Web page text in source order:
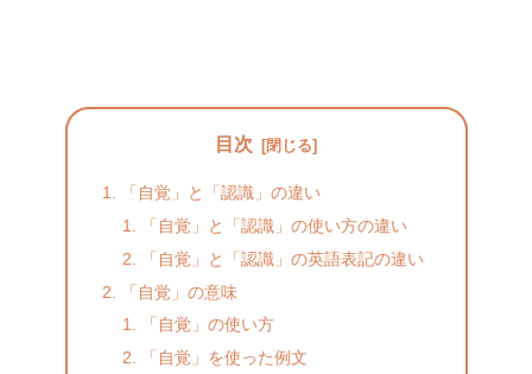
目次
「自覚」と「認識」の違い
「自覚」と「認識」の使い方の違い
「自覚」と「認識」の英語表記の違い
「自覚」の意味
「自覚」の使い方
「自覚」を使った例文